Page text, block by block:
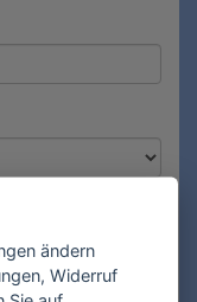
ändern
Widerruf